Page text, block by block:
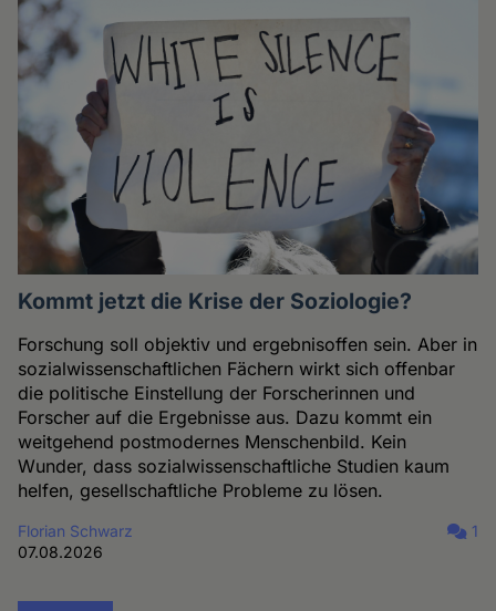
Kommt jetzt die Krise der Soziologie?
Forschung soll objektiv und ergebnisoffen sein. Aber in
sozialwissenschaftlichen Fächern wirkt sich offenbar
die politische Einstellung der Forscherinnen und
Forscher auf die Ergebnisse aus. Dazu kommt ein
weitgehend postmodernes Menschenbild. Kein
Wunder, dass sozialwissenschaftliche Studien kaum
helfen, gesellschaftliche Probleme zu lösen.
Florian Schwarz
07.08.2026
1